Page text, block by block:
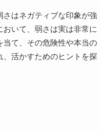
はネガティブな印象が強
いて、弱さは実は非常に
て、その危険性や本当の
活かすためのヒントを探